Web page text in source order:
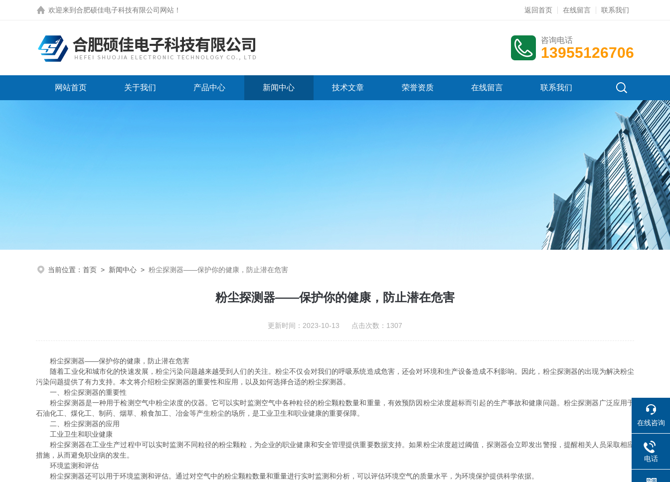
欢迎来到 合肥硕佳电子科技有限公司网站 ！ 返回首页 在线留言 联系我们
咨询电话
13955126706
网站首页 关于我们 产品中心 新闻中心 技术文章 荣誉资质 在线留言 联系我们
当前位置： 首页 > 新闻中心 > 粉尘探测器——保护你的健康，防止潜在危害
粉尘探测器——保护你的健康，防止潜在危害
更新时间：2023-10-13 点击次数：1307
粉尘探测器——保护你的健康，防止潜在危害
随着工业化和城市化的快速发展，粉尘污染问题越来越受到人们的关注。粉尘不仅会对我们的呼吸系统造成危害，还会对环境和生产设备造成不利影响。因此，粉尘探测器的出现为解决粉尘
污染问题提供了有力支持。本文将介绍粉尘探测器的重要性和应用，以及如何选择合适的粉尘探测器。
一、粉尘探测器的重要性
粉尘探测器是一种用于检测空气中粉尘浓度的仪器。它可以实时监测空气中各种粒径的粉尘颗粒数量和重量，有效预防因粉尘浓度超标而引起的生产事故和健康问题。粉尘探测器广泛应用于
石油化工、煤化工、制药、烟草、粮食加工、冶金等产生粉尘的场所，是工业卫生和职业健康的重要保障。
二、粉尘探测器的应用
工业卫生和职业健康
粉尘探测器在工业生产过程中可以实时监测不同粒径的粉尘颗粒，为企业的职业健康和安全管理提供重要数据支持。如果粉尘浓度超过阈值，探测器会立即发出警报，提醒相关人员采取相应
措施，从而避免职业病的发生。
环境监测和评估
粉尘探测器还可以用于环境监测和评估。通过对空气中的粉尘颗粒数量和重量进行实时监测和分析，可以评估环境空气的质量水平，为环境保护提供科学依据。
在线咨询
电话